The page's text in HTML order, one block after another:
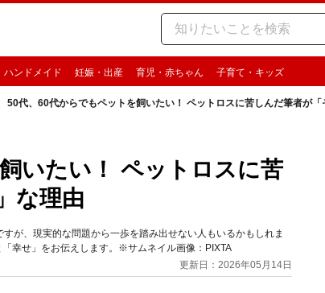
ハンドメイド 妊娠・出産 育児・赤ちゃん 子育て・キッズ
50代、60代からでもペットを飼いたい！ ペットロスに苦しんだ筆者が
いたい！ ペットロスに苦
な理由
が、現実的な問題から一歩を踏み出せない人もいるかもしれま
幸せ」をお伝えします。※サムネイル画像：PIXTA
更新日：2026年05月14日